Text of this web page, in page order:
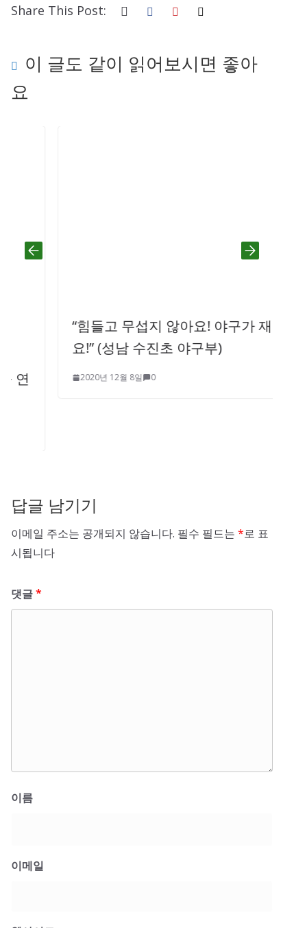
Share This Post:
이 글도 같이 읽어보시면 좋아
요
“힘들고 무섭지 않아요! 야구가 재밌어
요!” (성남 수진초 야구부)
2020년 12월 8일 0
답글 남기기
이메일 주소는 공개되지 않습니다. 필수 필드는 *로 표
시됩니다
댓글*
이름
이메일